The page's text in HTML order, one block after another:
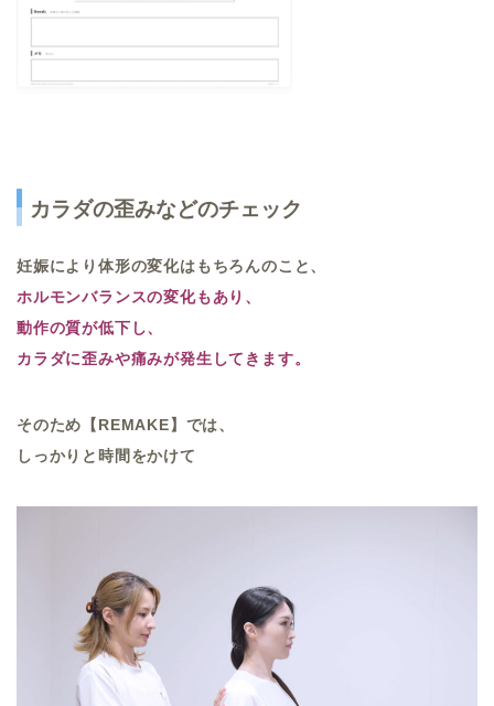
カラダの歪みなどのチェック
妊娠により体形の変化はもちろんのこと、
ホルモンバランスの変化もあり、
動作の質が低下し、
カラダに歪みや痛みが発生してきます。
そのため【 REMAKE】では、
しっかりと時間をかけて